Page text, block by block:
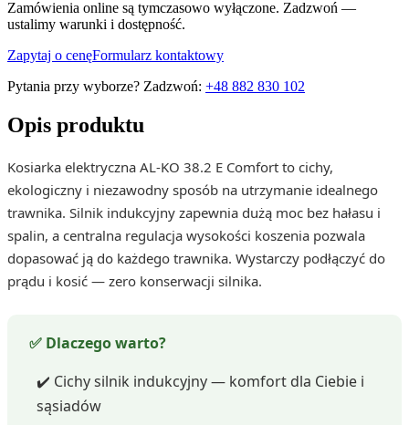
Zamówienia online są tymczasowo wyłączone. Zadzwoń —
ustalimy warunki i dostępność.
Zapytaj o cenęFormularz kontaktowy
Pytania przy wyborze? Zadzwoń: +48 882 830 102
Opis produktu
Kosiarka elektryczna AL-KO 38.2 E Comfort to cichy,
ekologiczny i niezawodny sposób na utrzymanie idealnego
trawnika. Silnik indukcyjny zapewnia dużą moc bez hałasu i
spalin, a centralna regulacja wysokości koszenia pozwala
dopasować ją do każdego trawnika. Wystarczy podłączyć do
prądu i kosić — zero konserwacji silnika.
✅ Dlaczego warto?
✔️ Cichy silnik indukcyjny — komfort dla Ciebie i
sąsiadów